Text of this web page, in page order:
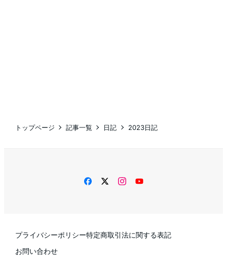
トップページ 記事一覧 日記 2023日記
facebooktwitterinstagram
YouTube
プライバシーポリシー特定商取引法に関する表記
お問い合わせ